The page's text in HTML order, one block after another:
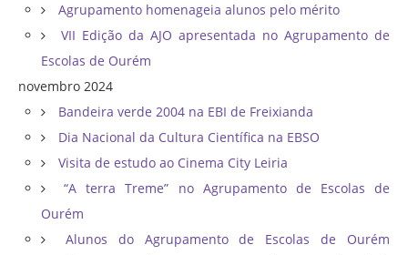
Agrupamento homenageia alunos pelo mérito
VII Edição da AJO apresentada no Agrupamento de
Escolas de Ourém
novembro 2024
Bandeira verde 2004 na EBI de Freixianda
Dia Nacional da Cultura Científica na EBSO
Visita de estudo ao Cinema City Leiria
“A terra Treme” no Agrupamento de Escolas de
Ourém
Alunos do Agrupamento de Escolas de Ourém